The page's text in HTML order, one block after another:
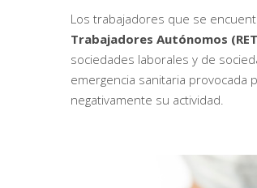
Los trabajadores que se
Trabajadores Autónomos
sociedades laborales y de
emergencia sanitaria provocada
negativamente su actividad.